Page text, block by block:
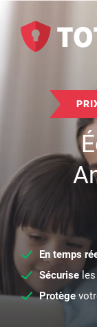
En temps
Sécuriseles
Protège